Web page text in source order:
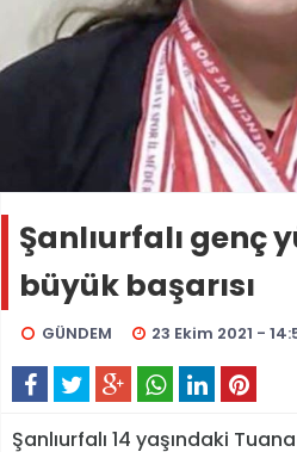
Şanlıurfalı genç
büyük başarısı
GÜNDEM 23 Ekim 2021 -
Şanlıurfalı 14 yaşındaki